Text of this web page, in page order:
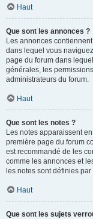
Haut
Que sont les annonces ?
Les annonces
dans lequel vous
page du forum dans
générales, les
administrateurs du forum.
Haut
Que sont les notes ?
Les notes apparaissent
première page du forum
est recommandé de les
comme les annonces et
les notes sont définies
Haut
Que sont les sujets